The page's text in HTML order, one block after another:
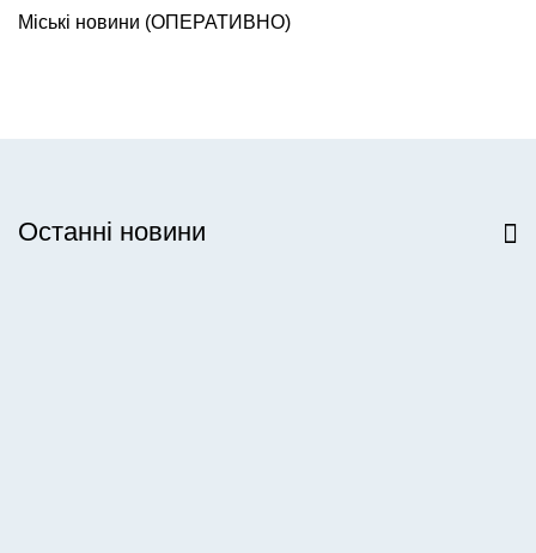
Міські новини (ОПЕРАТИВНО)
Останні новини